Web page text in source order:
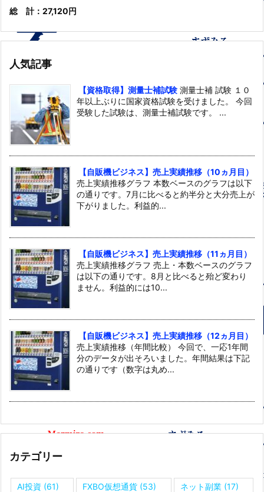
総 計：27,120円
人気記事
【資格取得】測量士補試験 測量士補 試験 １０
年以上ぶりに国家資格試験を受けました。 今回
受験した試験は、測量士補試験です。 ...
【自販機ビジネス】売上実績推移（10ヵ月目）
売上実績推移グラフ 本数ベースのグラフは以下
の通りです。7月に比べると約半分と大分売上が
下がりました。利益的...
【自販機ビジネス】売上実績推移（11ヵ月目）
売上実績推移グラフ 売上・本数ベースのグラフ
は以下の通りです。8月と比べると殆ど変わり
ません。利益的には10...
【自販機ビジネス】売上実績推移（12ヵ月目）
売上実績推移（年間比較） 今回で、一応1年間
分のデータが出そろいました。年間結果は下記
の通りです（数字は丸め...
カテゴリー
AI投資 (61) FXBO仮想通貨 (53) ネット副業(17)